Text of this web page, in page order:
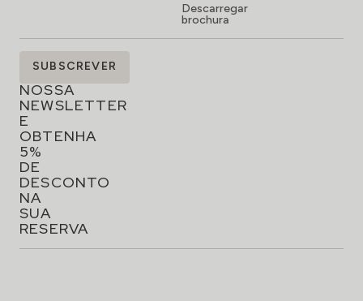
Descarregar
brochura
SUBSCREVA
NOSSA
NEWSLETTER
E
OBTENHA
5%
DE
DESCONTO
NA
SUA
RESERVA
SUBSCREVER